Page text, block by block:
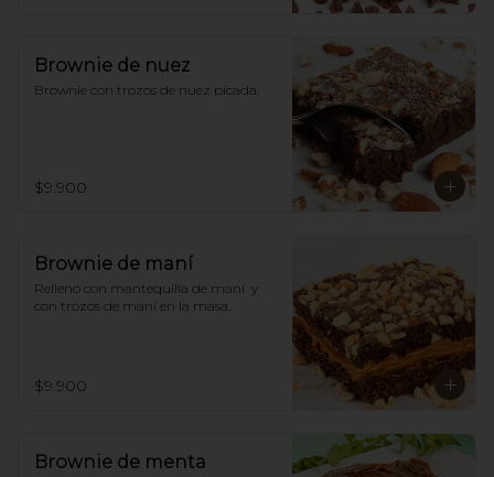
Brownie de nuez
Brownie con trozos de nuez picada.
$9.900
Brownie de maní
Relleno con mantequilla de maní  y
con trozos de maní en la masa.
$9.900
Brownie de menta